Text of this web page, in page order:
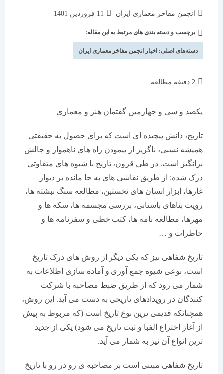
انجمن مفاخر معماری ایران
نوشته
شده
است:
11 فروردین 1401
برچسب و دسته بندی های مرتبط به این مقاله:
دسته‌های اصلی:اخبار انجمن مفاخر معماری ایران
یکصد و سی و چهارمین گفتمان هنر و معماری
تاریخ، دانش پیچیده ای است که برای حصول به حقیقتی
همیشه نسبی، ناگزیر از پیمودن راه های ناهموار و چالش
برانگیز است. در طی قرون، تاریخ با شیوه های متفاوتی
درک شده: از طریق نقاشی های به جا مانده بر دیوار
غارها، ابزار انسان های نخستین، مطالعه سنگ نبشته ها،
رویت بناهای باستانی، بررسی مجسمه ها، سکه ها و
مهرها، مطالعه نامه ها، کتب خطی و سفرنامه ها و
خاطرات و …
تاریخ شفاهی نیز که یکی دیگر از روش های درک تاریخ
است، نوعی شیوه جمع آوری و آماده سازی اطلاعات به
شمار می رود که از طریق ضبط مصاحبه با شرکت
کنندگان در رویدادهای تاریخی به دست می آید. این روش،
همچنانکه قدیمی ترین نوع تاریخ است (که مربوط به پیش
از آغاز اختراع الفبا و ثبت تاریخ می شود) یکی از جدید
ترین انواع آن نیز به شمار می آید.
تاریخ شفاهی مبتنی است بر مصاحبه ی رو در رو با تاریخ